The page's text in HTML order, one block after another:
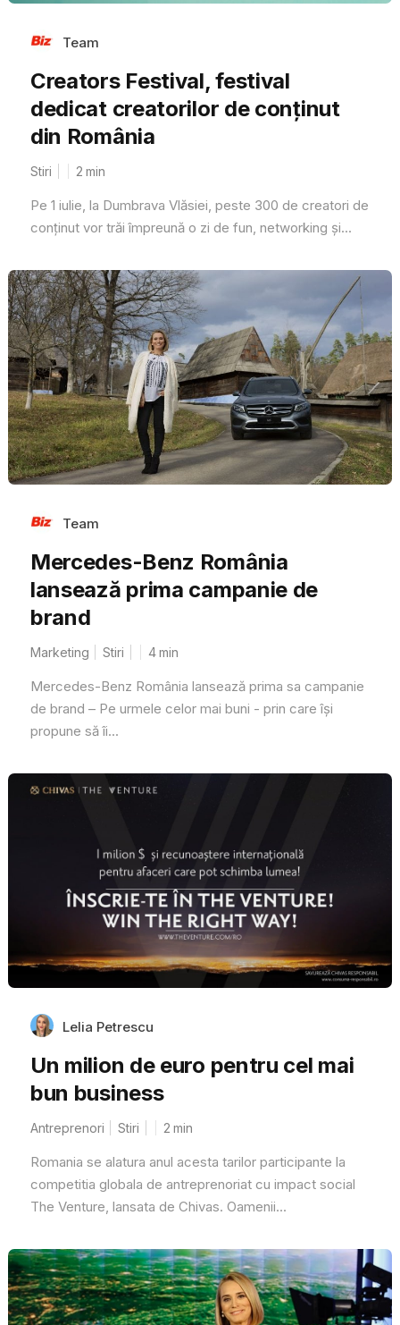
Team
Creators Festival, festival
dedicat creatorilor de conținut
din România
Stiri 2 min
Pe 1 iulie, la Dumbrava Vlăsiei, peste 300 de creatori de
conținut vor trăi împreună o zi de fun, networking și...
Team
Mercedes-Benz România
lansează prima campanie de
brand
Marketing Stiri 4min
Mercedes-Benz România lansează prima sa campanie
de brand – Pe urmele celor mai buni - prin care îşi
propune să îi...
Lelia Petrescu
Un milion de euro pentru cel mai
bun business
Antreprenori Stiri 2 min
Romania se alatura anul acesta tarilor participante la
competitia globala de antreprenoriat cu impact social
The Venture, lansata de Chivas. Oamenii...